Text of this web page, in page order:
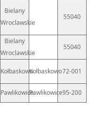
Bielany
Wroclawskie
55040
Bielany
Wroclawskie
55040
KołbaskowoKołbaskowo72-001
PawlikowicePawlikowice95-200